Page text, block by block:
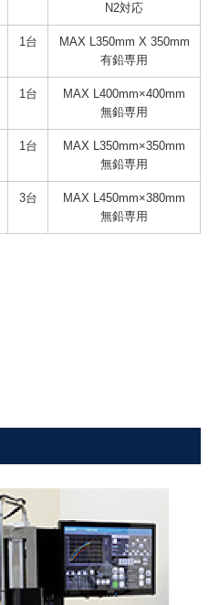
N2対応
1台
MAX L350mm X 350mm
有鉛専用
1台
MAX L400mm×400mm
無鉛専用
1台
MAX L350mm×350mm
無鉛専用
3台
MAX L450mm×380mm
無鉛専用